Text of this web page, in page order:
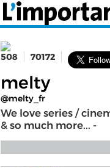
SÉLECTION DE L'ÉTÉ
SUR L'ÉCRAN
508 70172
melty
@melty_fr
We love series /
& so much more... -